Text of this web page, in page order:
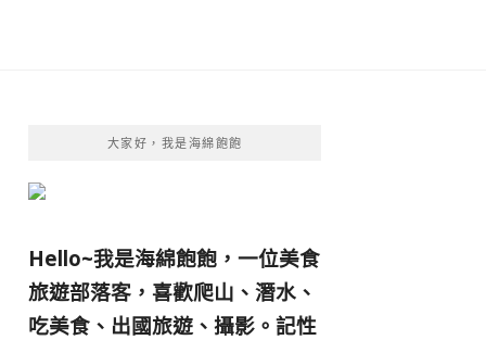
大家好，我是海綿飽飽
Hello~我是海綿飽飽，一位美食
旅遊部落客， 喜歡爬山、潛水、
吃美食、出國旅遊、攝影。 記性